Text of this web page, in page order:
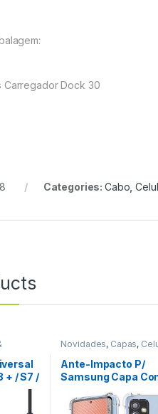
Carregador Dock 30
Categories: Cabo ,
+ / S7 /
Novidades, Capas,
Acessórios
Ante-Impacto P/
Samsung Capa
CVA***